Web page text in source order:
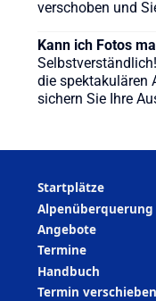
verschoben und
Kann ich Fotos
die spektakulären
sichern Sie Ihre
Startplätze
Alpenüberquerung
Angebote
Termine
Handbuch
Termin verschieben